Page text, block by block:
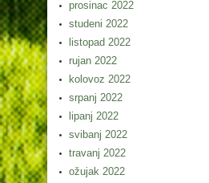
prosinac 2022
studeni 2022
listopad 2022
rujan 2022
kolovoz 2022
srpanj 2022
lipanj 2022
svibanj 2022
travanj 2022
ožujak 2022